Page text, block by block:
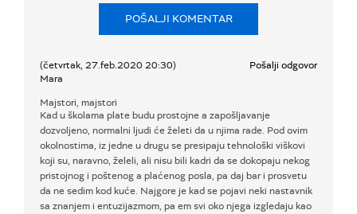
POŠALJI KOMENTAR
(četvrtak, 27.feb.2020 20:30)
Mara
Pošalji odgovor
Majstori, majstori
Kad u školama plate budu prostojne a zapošljavanje
dozvoljeno, normalni ljudi će želeti da u njima rade. Pod ovim
okolnostima, iz jedne u drugu se presipaju tehnološki viškovi
koji su, naravno, želeli, ali nisu bili kadri da se dokopaju nekog
pristojnog i poštenog a plaćenog posla, pa daj bar i prosvetu
da ne sedim kod kuće. Najgore je kad se pojavi neki nastavnik
sa znanjem i entuzijazmom, pa em svi oko njega izgledaju kao